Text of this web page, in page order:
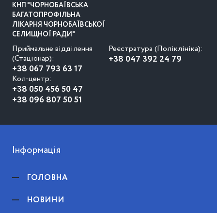
КНП "ЧОРНОБАЇВСЬКА
БАГАТОПРОФІЛЬНА
ЛІКАРНЯ ЧОРНОБАЇВСЬКОЇ
СЕЛИЩНОЇ РАДИ"
Приймальне відділення
(Стаціонар):
+38 067 793 63 17
Реєстратура (Поліклініка):
+38 047 392 24 79
Кол-центр:
+38 050 456 50 47
+38 096 807 50 51
Інформація
ГОЛОВНА
НОВИНИ